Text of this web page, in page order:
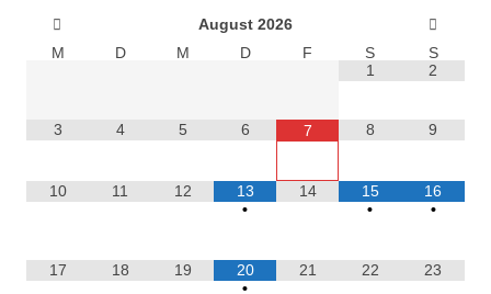
August 2026
M
D M D F S
S
1
2
3 4 5 6 7 8 9
10 11 12
13
•
14
15
•
16
•
17 18 19
20
•
21 22 23